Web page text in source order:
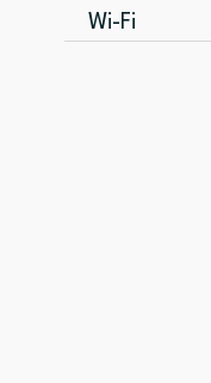
Wi-Fi